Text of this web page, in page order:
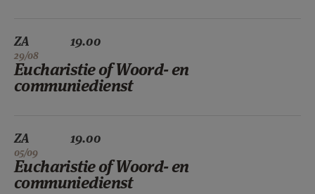
ZA
29/08
19.00
Eucharistie of Woord- en
communiedienst
ZA
05/09
19.00
Eucharistie of Woord- en
communiedienst